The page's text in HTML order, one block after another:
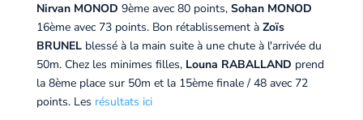
Nirvan MONOD 9ème avec 80 points, Sohan MONOD
16ème avec 73 points. Bon rétablissement à Zoïs
BRUNEL blessé à la main suite à une chute à l'arrivée du
50m. Chez les minimes filles, Louna RABALLAND prend
la 8ème place sur 50m et la 15ème finale / 48 avec 72
points. Les résultats ici